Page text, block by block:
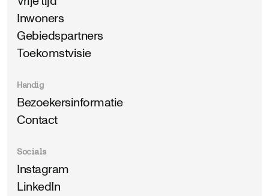
Inwoners
Gebiedspartners
Toekomstvisie
Handig
Bezoekersinformatie
Contact
Socials
Instagram
LinkedIn